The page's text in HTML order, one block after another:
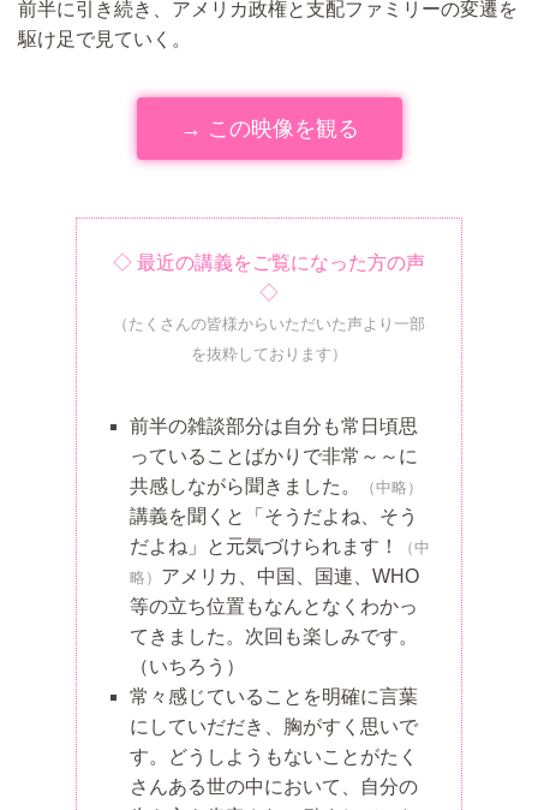
前半に引き続き、アメリカ政権と支配ファミリーの変遷を
駆け足で見ていく。
→ この映像を観る
◇ 最近の講義をご覧になった方の声
◇
（たくさんの皆様からいただいた声より一部
を抜粋しております）
前半の雑談部分は自分も常日頃思
っていることばかりで非常～～に
共感しながら聞きました。
（中略）
講義を聞くと「そうだよね、そう
だよね」と元気づけられます！
（中
略） アメリカ、中国、国連、WHO
等の立ち位置もなんとなくわかっ
てきました。次回も楽しみです。
（いちろう）
常々感じていることを明確に言葉
にしていだだき、胸がすく思いで
す。どうしようもないことがたく
さんある世の中において、自分の